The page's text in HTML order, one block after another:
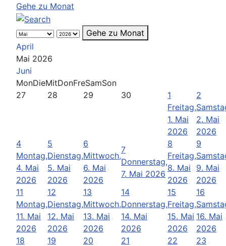
Gehe zu Monat
Gehe zu Monat
April
Mai 2026
Juni
MonDieMitDonFreSamSon
27
28 29 30
1
Freitag,
1. Mai
2026
2
2. Mai
2026
4
Montag,
4. Mai
2026
5
Dienstag,
5. Mai
2026
6
Mittwoch,
6. Mai
2026
7
Donnerstag,
7. Mai 2026
8
Freitag,
8. Mai
2026
9
9. Mai
2026
11
Montag,
11. Mai
2026
12
Dienstag,
12. Mai
2026
13
Mittwoch,
13. Mai
2026
14
Donnerstag,
14. Mai
2026
15
Freitag,
15. Mai
2026
16
16. Mai
2026
18
19
20
21
22
23